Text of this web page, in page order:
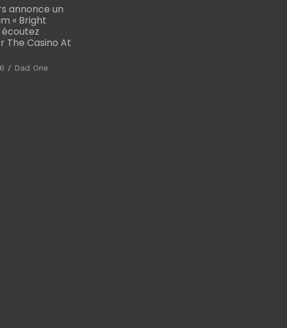
annonce un
« Bright
écoutez
The Casino At
Dad One